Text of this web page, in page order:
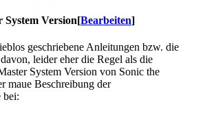
Version[Bearbeiten]
geschriebene Anleitungen bzw. die
leider eher die Regel als die
System Version von Sonic the
maue Beschreibung der
bei: